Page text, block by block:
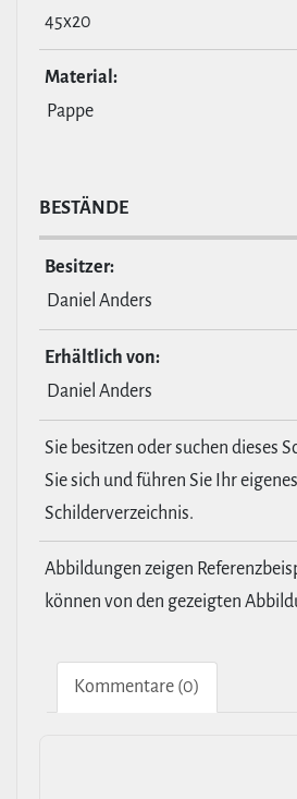
45x20
Material:
Pappe
BESTÄNDE
Besitzer:
Daniel Anders
Erhält­lich von:
Daniel Anders
Sie besitzen oder suchen dieses
Sie sich und führen Sie Ihr eigenes
Schilderverzeichnis.
Abbildungen zeigen
können von den gezeigten
Kom­men­tare (0)